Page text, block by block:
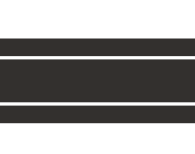
un’auto
combina il